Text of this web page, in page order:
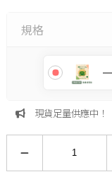
規格
現貨足量供應中！